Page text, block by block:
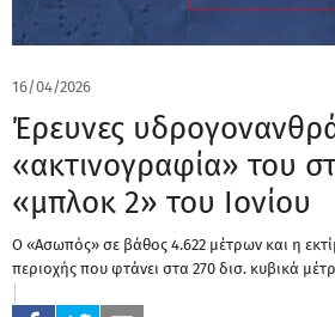
16/04/2026
Έρευνες
«ακτινογραφία» του
«μπλοκ 2» του Ιονίου
Ο «Ασωπός» σε βάθος 4.622 μέτρων και η
περιοχής που φτάνει στα 270 δισ. κυβικά